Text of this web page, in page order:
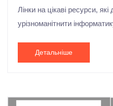
Лінки на цікаві ресурси,
урізноманітнити
Детальніше